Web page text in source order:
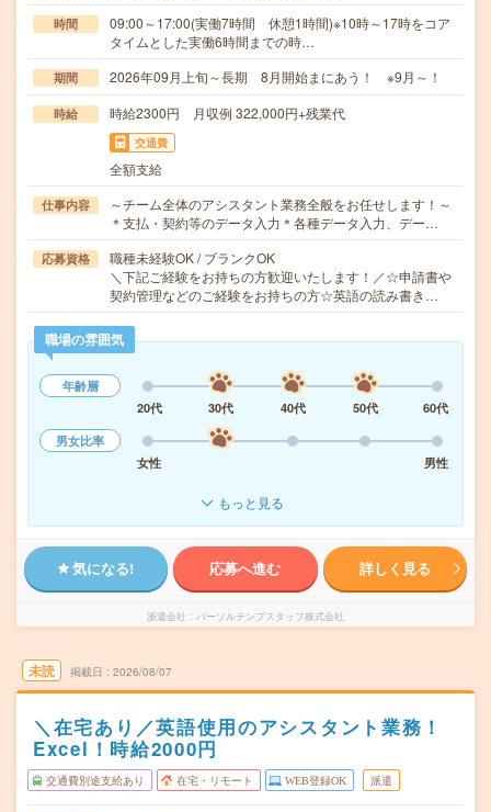
時間
09:00～17:00(実働7時間 休憩1時間)※10時～17時をコア
タイムとした実働6時間までの時…
期間 2026年09月上旬～長期 8月開始まにあう！ ※9月～！
時給 時給2300円 月収例 322,000円+残業代
交通費
全額支給
仕事内容
～チーム全体のアシスタント業務全般をお任せします！～
＊支払・契約等のデータ入力＊各種データ入力、デー…
応募資格
職種未経験OK / ブランクOK
＼下記ご経験をお持ちの方歓迎いたします！／☆申請書や
契約管理などのご経験をお持ちの方☆英語の読み書き…
職場の雰囲気
年齢層
20代
30代 40代 50代
60代
男女比率
女性
男性
もっと見る
気になる! 応募へ進む 詳しく見る
派遣会社 パーソルテンプスタッフ株式会社
未読 掲載日 2026/08/07
＼在宅あり／英語使用のアシスタント業務！
Excel！時給2000円
交通費別途支給あり 在宅・リモート WEB登録OK 派遣